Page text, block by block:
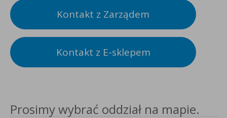
Kontakt z Zarządem
Kontakt z E-sklepem
Prosimy wybrać oddział na mapie.